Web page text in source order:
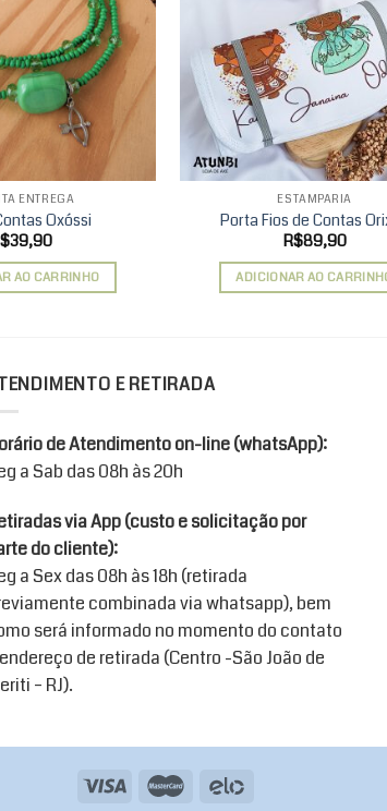
Add to
wishlist
ENTREGA
Oxóssi
39,90
AO CARRINHO
ESTAMPARIA
Porta Fios de Contas
R$89,90
ADICIONAR AO
E RETIRADA
de Atendimento on-line (whatsApp):
a Sab das 08h às 20h
via App (custo e solicitação por
do cliente):
a Sex das 08h às 18h (retirada
combinada via whatsapp), bem
será informado no momento do contato
de retirada (Centro -São João de
– RJ).